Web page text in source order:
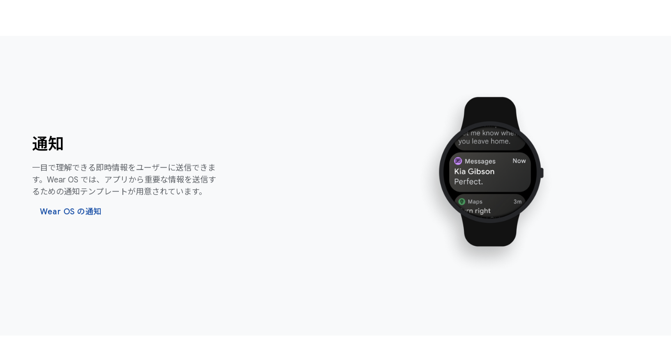
通知
一目で理解できる即時情報をユーザーに送信できま
す。Wear OS では、アプリから重要な情報を送信す
るための通知テンプレートが用意されています。
Wear OS の通知